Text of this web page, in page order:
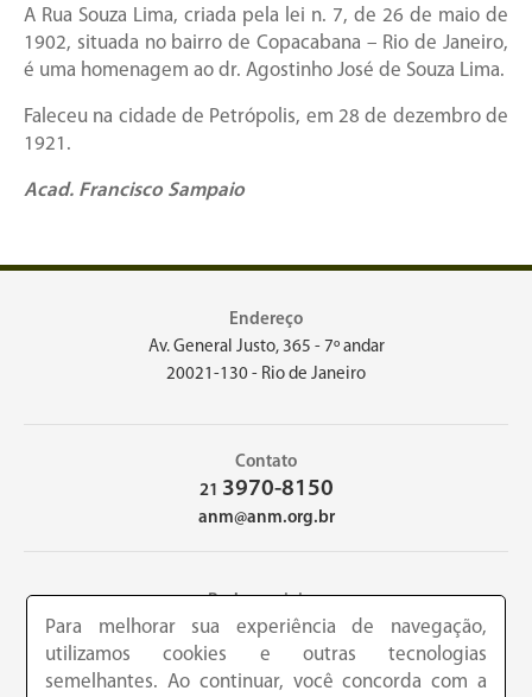
A Rua Souza Lima, criada pela lei n. 7, de 26 de maio de
1902, situada no bairro de Copacabana – Rio de Janeiro,
é uma homenagem ao dr. Agostinho José de Souza Lima.
Faleceu na cidade de Petrópolis, em 28 de dezembro de
1921.
Acad. Francisco Sampaio
Endereço
Av. General Justo, 365 - 7º andar
20021-130 - Rio de Janeiro
Contato
21 3970-8150
anm@anm.org.br
Redes sociais
Para melhorar sua experiência de navegação,
utilizamos cookies e outras tecnologias
semelhantes. Ao continuar, você concorda com a